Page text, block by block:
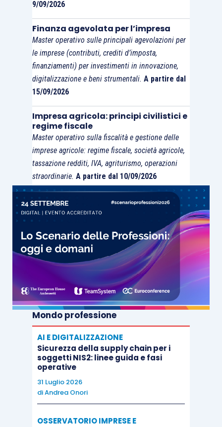
tramiteintermediari abilitati
esempio, professionisti, associazioni di
categoria, Caf).
9/09/2026
Finanza agevolata per l’impresa
Master operativo sulle principali agevolazioni per
le imprese (contributi, crediti d’imposta,
finanziamenti) per investimenti in innovazione,
digitalizzazione e beni strumentali. A partire dal
15/09/2026
Impresa agricola: principi civilistici e
regime fiscale
Master operativo sulla fiscalità e gestione delle
imprese agricole: regime fiscale, società agricole,
tassazione redditi, IVA, agriturismo, operazioni
straordinarie. A partire dal 10/09/2026
Mondo professione
AI E DIGITALIZZAZIONE
Sicurezza della supply chain per i
soggetti NIS2: linee guida e fasi
operative
31 Luglio 2026
diAndrea Onori
OSSERVATORIO IMPRESE E